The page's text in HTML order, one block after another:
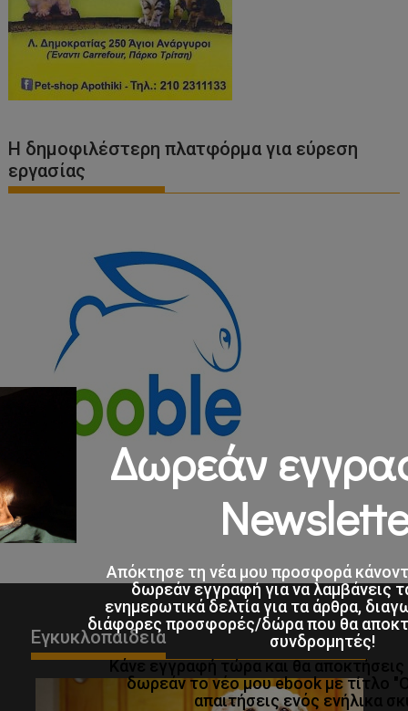
Η δημοφιλέστερη πλατφόρμα για εύρεση
εργασίας
Εγκυκλοπαιδεια
Δωρεάν
Απόκτησε τη νέα μου προσφορά
δωρεάν εγγραφή για να λαμβάνεις
ενημερωτικά δελτία για τα άρθρα,
διάφορες προσφορές/δώρα που θα
συνδρομητές!
Κάνε εγγραφή τώρα και θα
δωρεάν το νέο μου ebook με τίτλο
απαιτήσεις ενός ενήλικα